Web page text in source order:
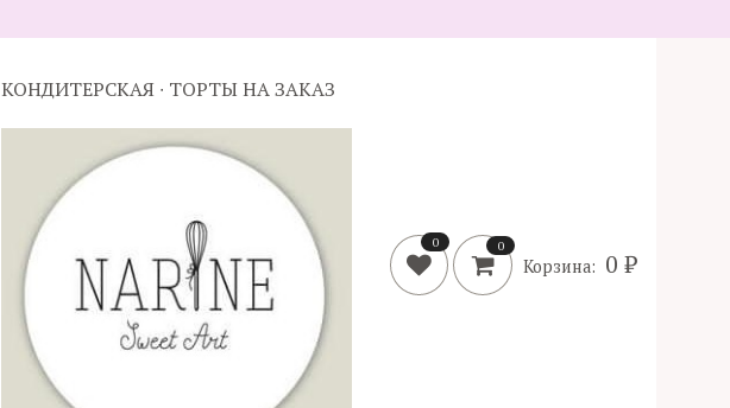
КОНДИТЕРСКАЯ ∙ ТОРТЫ НА ЗАКАЗ
0 0
Корзина: 0 ₽